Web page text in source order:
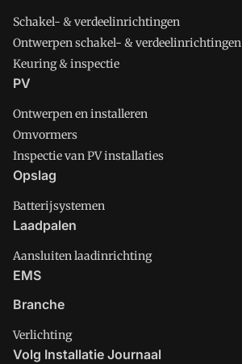
Schakel- & verdeelinrichtingen
Ontwerpen schakel- & verdeelinrichtingen
Keuring & inspectie
PV
Ontwerpen en installeren
Omvormers
Inspectie van PV installaties
Opslag
Batterijsystemen
Laadpalen
Aansluiten laadinrichting
EMS
Branche
Verlichting
Volg Installatie Journaal